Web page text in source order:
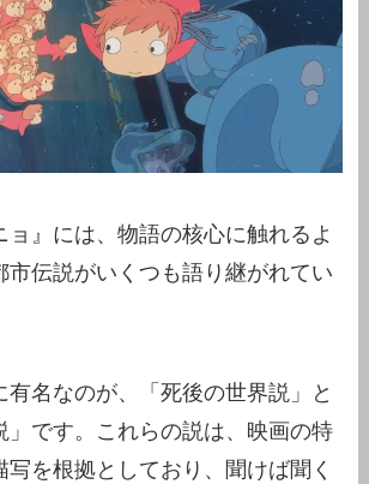
ョ』には、物語の核心に触れるよ
市伝説がいくつも語り継がれてい
有名なのが、「死後の世界説」と
」です。これらの説は、映画の特
写を根拠としており、聞けば聞く